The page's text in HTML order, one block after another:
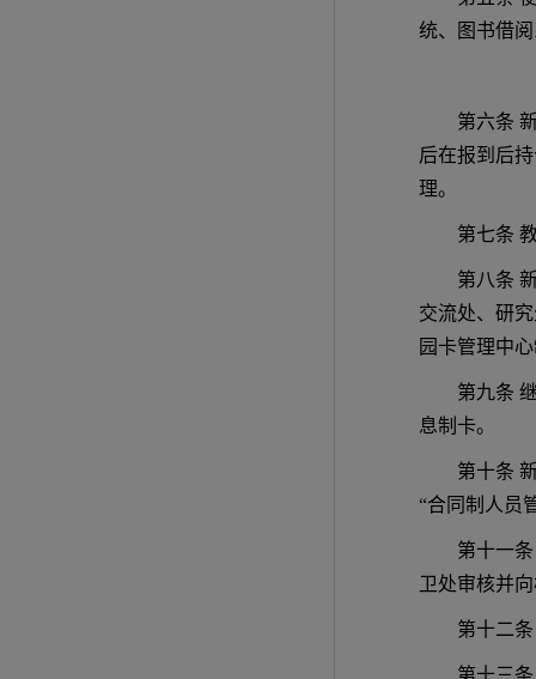
统、图书借
第六条
后在报到后
理。
第七条
第八条
交流处、研
园卡管理中
第九条
息制卡。
第十条
“合同制人员
第十一
卫处审核并
第十二
第十三